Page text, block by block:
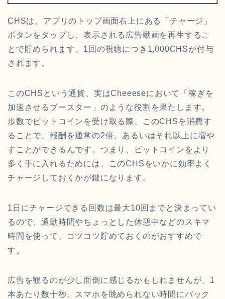
CHSは、アプリのトップ画面右上にある「チャージ」
ボタンをタップし、表示される広告動画を再生するこ
とで貯められます。1回の視聴につき1,000CHSが付与
されます。
このCHSという通貨、実はCheeeseにおいて「稼ぎを
加速させるブースター」のような役割を果たします。
歩数でビットコインを受け取る際、このCHSを消費す
ることで、報酬を通常の2倍、あるいはそれ以上に増や
すことができるんです。つまり、ビットコインをより
多く手に入れるためには、このCHSをいかに効率よく
チャージしておくかが鍵になります。
1日にチャージできる回数は最大10回までと決まってい
るので、通勤時間やちょっとした休憩中などのスキマ
時間を使って、コツコツ貯めておくのがおすすめで
す。
広告を観るのが少し面倒に感じるかもしれませんが、1
本あたり数十秒。スマホを眺められない時間にバック